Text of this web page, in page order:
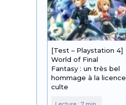
[Test – Playstation 4]
World of Final
Fantasy : un très bel
hommage à la licence
culte